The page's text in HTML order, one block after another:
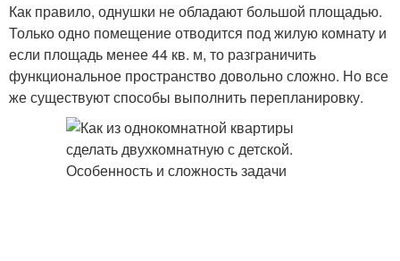
Как правило, однушки не обладают большой площадью.
Только одно помещение отводится под жилую комнату и
если площадь менее 44 кв. м, то разграничить
функциональное пространство довольно сложно. Но все
же существуют способы выполнить перепланировку.